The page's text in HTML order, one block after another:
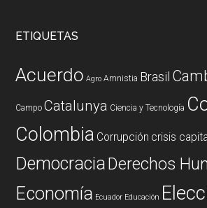
ETIQUETAS
Acuerdo Agro Amnistia Brasil
Campo Catalunya Ciencia y Tecnología
Colombia Corrupción crisis
DemocraciaDerechos
Economía Ecuador Educación